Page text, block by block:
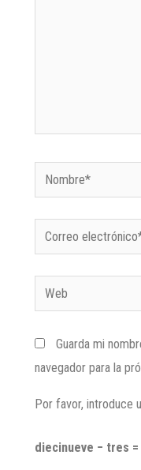
Guarda mi
navegador para la
Por favor, introduce
diecinueve − tres =